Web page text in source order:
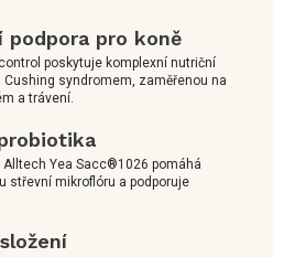
podpora pro koně
poskytuje komplexní nutriční
Cushing syndromem, zaměřenou na
a trávení.
Alltech Yea Sacc®1026 pomáhá
střevní mikroflóru a podporuje